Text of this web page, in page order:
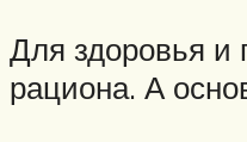
Для здоровья и
рациона. А